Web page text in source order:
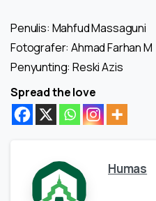
Penulis: Mahfud Massaguni
Fotografer: Ahmad Farhan M
Penyunting: Reski Azis
Spread the love
Humas